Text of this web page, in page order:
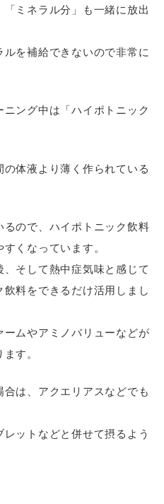
ミネラル分」も一緒に放出
を補給できないので非常に
ング中は「ハイポトニック
体液より薄く作られている
ので、ハイポトニック飲料
くなっています。
そして熱中症気味と感じて
料をできるだけ活用しまし
ムやアミノバリューなどが
す。
は、アクエリアスなどでも
ットなどと併せて摂るよう